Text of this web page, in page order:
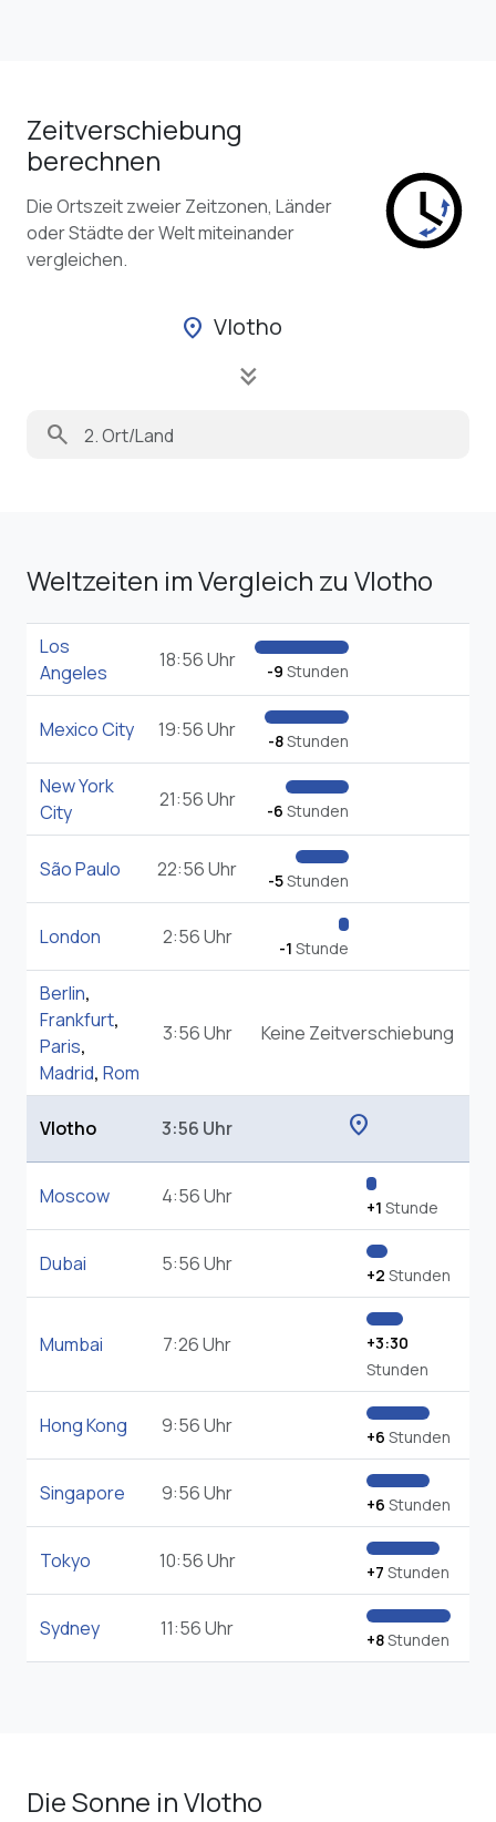
Zeitverschiebung
berechnen
Die Ortszeit zweier Zeitzonen, Länder
oder Städte der Welt miteinander
vergleichen.
location_on Vlotho
keyboard_double_arrow_down
search
Weltzeiten im Vergleich zu Vlotho
Los
Angeles
18:56 Uhr -9 Stunden
Mexico City 19:56 Uhr -8Stunden
New York
City
21:56 Uhr -6 Stunden
São Paulo 22:56 Uhr -5Stunden
London 2:56 Uhr -1 Stunde
Berlin,
Frankfurt,
Paris,
Madrid, Rom
3:56 Uhr Keine Zeitverschiebung
Vlotho 3:56 Uhr location_on
Moscow 4:56 Uhr +1 Stunde
Dubai 5:56 Uhr +2 Stunden
Mumbai 7:26 Uhr
+3:30
Stunden
Hong Kong 9:56 Uhr +6 Stunden
Singapore 9:56 Uhr +6 Stunden
Tokyo 10:56 Uhr +7 Stunden
Sydney 11:56 Uhr +8Stunden
Die Sonne in Vlotho